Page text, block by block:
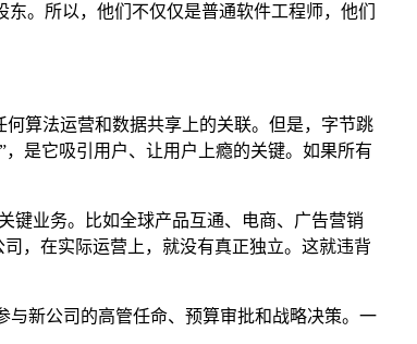
。所以，他们不仅仅是普通软件工程师，他们
算法运营和数据共享上的关联。但是，字节跳
是它吸引用户、让用户上瘾的关键。如果所有
键业务。比如全球产品互通、电商、广告营销
，在实际运营上，就没有真正独立。这就违背
与新公司的高管任命、预算审批和战略决策。一